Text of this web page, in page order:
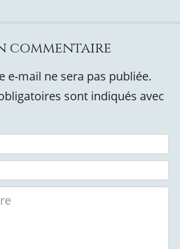
commentaire
e-mail ne sera pas publiée.
sont indiqués avec